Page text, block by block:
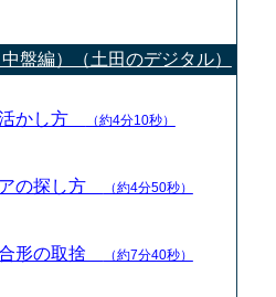
盤編）（土田のデジタル）
活かし方 （約4分10秒）
の探し方 （約4分50秒）
形の取捨 （約7分40秒）